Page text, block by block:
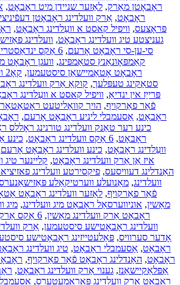
ראָבאָטן מאַרק, לאַזער שניידן מיט ראָבאָט,
ראָבאָט, אַרק וועלדינג ראָבאָטן
פּראָצעס, וויפיל קאסט א וועַלדינג ראָבאָט,
געניצטע טיג וועלדינג ראָבאָט, וועלדינג
סי-ען-סי ראָבאָט אָרעם,
6 אַקס
קאַמפּאָונאַנץ סטאַמפּינג, וועגן ראָבאָט
ראָבאָט אָטאַמיישאַן סיסטעמען, קאָ2 וועלדינג ראָבאָט
סטאַקינג טעפּלעך, קוקאַ אַרק וועלדינג
פּרייַז אין ינדיאַ, וויפיל קאסט א וועַלדינג
פֿאַר פאַרקויף, הויך קוואַליטעט
ראָבאָט, אַסעמבלי ליניע ראָבאָט אָרעם,
כינע רער טאַנק וועלדינג טורנינג
ראָבאָט, 6 אַקס וועלדינג ראָבאָט , כינע
וועַלדינג ראָבאָט, כינע וועלדינג ראָבאָט אָרעם
איז אַן אַרק וועלדינג ראָבאָט, קליינער טיג
האַנדלינג דעוויסעס, פיקסירטע וועלדינג
וועלדינג, מאַנועלע ווערטיקאַלע
פֿאַר פאַרקויף, לאַזער וועלדינג ראָבאָט
מאַשין, אוניווערסאַל ראָבאָט מיג וועלדינג, מיג
ראָבאָט אַרק וועלדינג מאַשין, 6 אַקס אַרק וועלדינג ראָבאָט
וועלדינג ראָבאָטישע סיסטעמען, אַרק
אָדער סערוויס, פּאַלעטייזינג ראָבאָטישע
ראָבאָט, אַסעמבלי ראָבאָט, טיג וועלדינג
ראָבאָט, האַנדלינג ראָבאָט פֿאַר פאַרקויף,
אַפּלאַקיישאַנז, גענוי אַרק וועלדינג ראָבאָט,
ראָבאָט אַרק וועלדינג פּאַראַמעטערס,